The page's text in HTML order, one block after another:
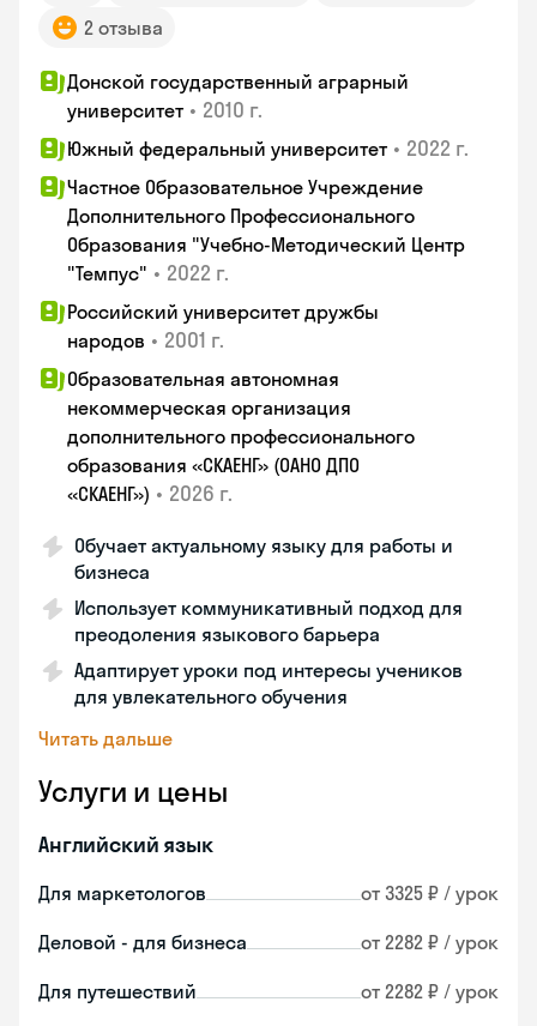
2 отзыва
Донской государственный аграрный
университет • 2010 г.
Южный федеральный университет • 2022 г.
Частное Образовательное Учреждение
Дополнительного Профессионального
Образования "Учебно-Методический Центр
"Темпус" • 2022 г.
Российский университет дружбы
народов • 2001 г.
Образовательная автономная
некоммерческая организация
дополнительного профессионального
образования «СКАЕНГ» (ОАНО ДПО
«СКАЕНГ») • 2026 г.
Обучает актуальному языку для работы и
бизнеса
Использует коммуникативный подход для
преодоления языкового барьера
Адаптирует уроки под интересы учеников
для увлекательного обучения
Читать дальше
Услуги и цены
Английский язык
Для маркетологов от 3325 ₽ / урок
Деловой - для бизнеса от 2282 ₽ / урок
Для путешествий от 2282 ₽ / урок